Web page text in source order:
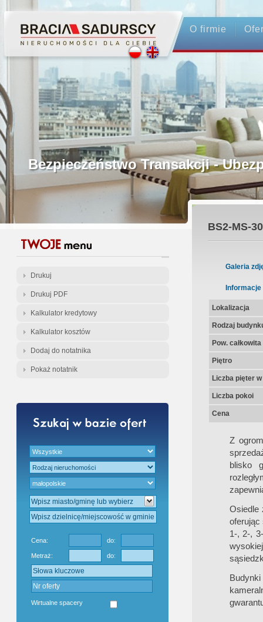
O firmie
Profesjonalne Pośrednictwo
Bezpieczeństwo Transakcji -
Licencjonowani Pośrednicy
Gwarancja Zwrotu Zadatku
Gratis - Przedwstępna Umowa
Drukuj
Drukuj PDF
Kalkulator kredytowy
Kalkulator kosztów
Dodaj do notatnika
Pokaż notatnik
Cena: do:
Metraż: do:
Wirtualne spacery
BS2-MS-
Galeria
Informacje
Lokalizacja
Rodzaj
Pow.
Piętro
Liczba pięter
Liczba pokoi
Cena
Z
blisko
Osiedle
oferując
1-, 2-,